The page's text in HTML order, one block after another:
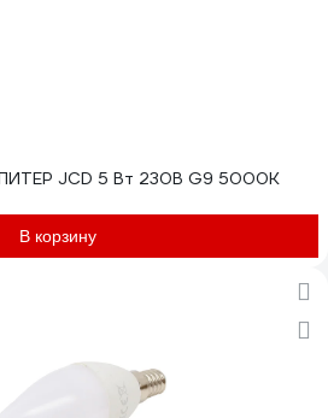
JCD 5 Вт 230В G9 5000К
В корзину